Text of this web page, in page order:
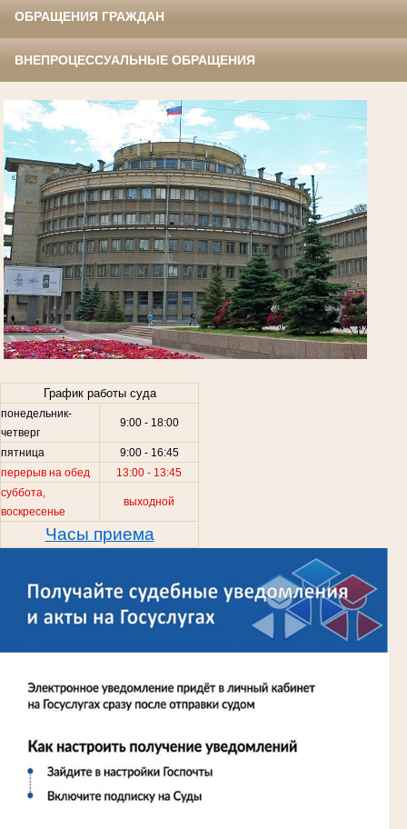
ОБРАЩЕНИЯ ГРАЖДАН
ВНЕПРОЦЕССУАЛЬНЫЕ ОБРАЩЕНИЯ
График работы суда
понедельник-
четверг
9:00 - 18:00
пятница
9:00 - 16:45
перерыв на обед
13:00 - 13:45
суббота,
воскресенье
выходной
Часы приема